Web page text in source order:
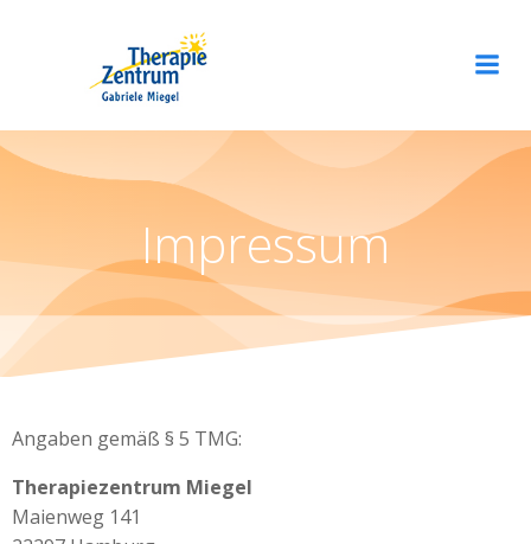
Impressum
Angaben gemäß § 5 TMG:
Therapiezentrum Miegel
Maienweg 141